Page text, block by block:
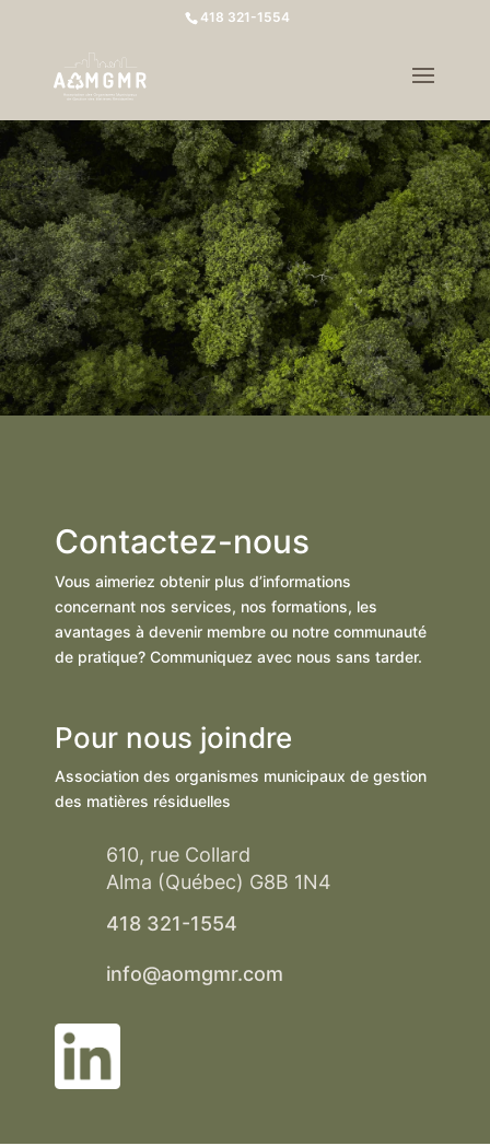
418 321-1554
Contactez-nous
Vous aimeriez obtenir plus d’informations
concernant nos services, nos formations, les
avantages à devenir membre ou notre communauté
de pratique? Communiquez avec nous sans tarder.
Pour nous joindre
Association des organismes municipaux de gestion
des matières résiduelles
610, rue Collard
Alma (Québec) G8B 1N4
418 321-1554
info@aomgmr.com